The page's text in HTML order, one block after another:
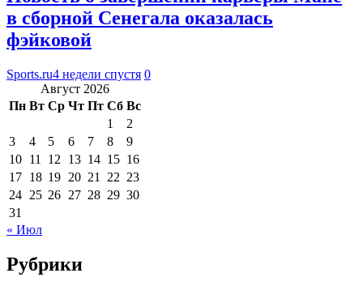
в сборной Сенегала оказалась
фэйковой
Sports.ru4 недели спустя 0
Август 2026
Пн Вт Ср Чт Пт Сб Вс
1
2
3
4 5 6 7 8
9
10 11 12 13 14 15 16
17 18 19 20 21 22 23
24 25 26 27 28 29 30
31
« Июл
Рубрики